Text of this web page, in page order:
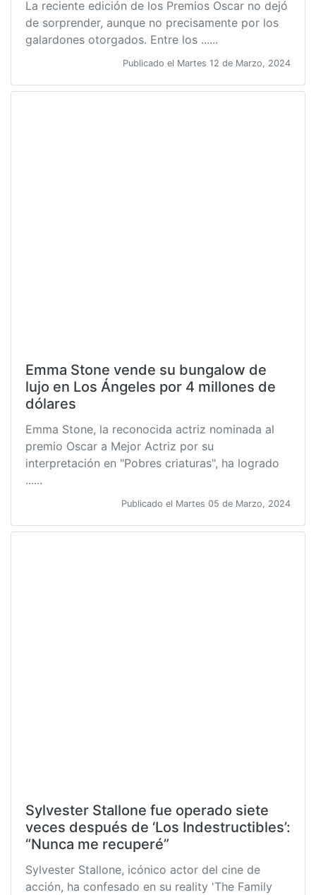
La reciente edición de los Premios Oscar no dejó
de sorprender, aunque no precisamente por los
galardones otorgados. Entre los ......
Publicado el Martes 12 de Marzo, 2024
Emma Stone vende su bungalow de
lujo en Los Ángeles por 4 millones de
dólares
Emma Stone, la reconocida actriz nominada al
premio Oscar a Mejor Actriz por su
interpretación en "Pobres criaturas", ha logrado
......
Publicado el Martes 05 de Marzo, 2024
Sylvester Stallone fue operado siete
veces después de ‘Los Indestructibles’:
“Nunca me recuperé”
Sylvester Stallone, icónico actor del cine de
acción, ha confesado en su reality 'The Family